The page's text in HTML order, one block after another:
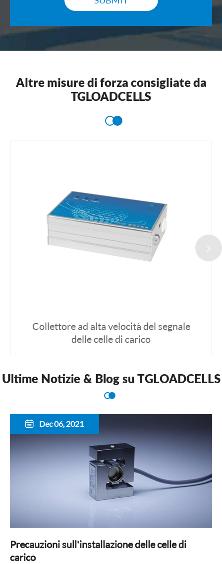
Altre misure di forza consigliate da
TGLOADCELLS
Collettore ad alta velocità del segnale
delle celle di carico
Ultime Notizie & Blog su TGLOADCELLS
 Dec 06, 2021
Precauzioni sull'installazione delle celle di
carico